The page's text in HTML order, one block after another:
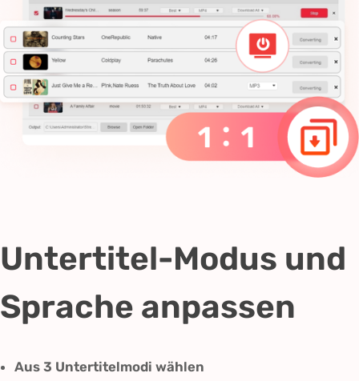
Untertitel-Modus und
Sprache anpassen
Aus 3 Untertitelmodi wählen